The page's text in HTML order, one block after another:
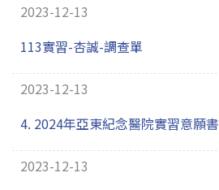
2023-12-13
113實習-杏誠-調查單
2023-12-13
4. 2024年亞東紀念醫院實習意願書
2023-12-13